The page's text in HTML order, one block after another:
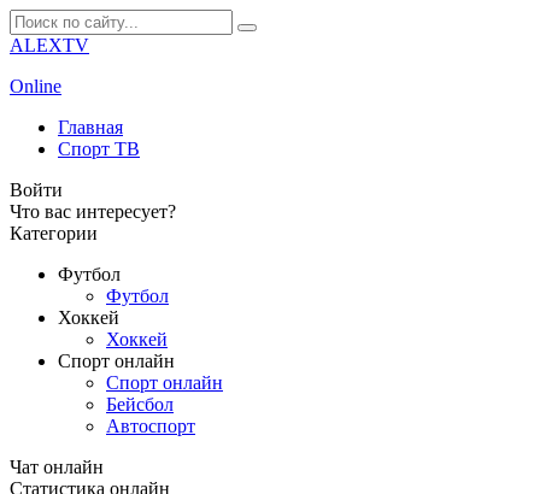
ALEXTV
Online
Главная
Спорт ТВ
Войти
Что вас интересует?
Категории
Футбол
Футбол
Хоккей
Хоккей
Спорт онлайн
Спорт онлайн
Бейсбол
Автоспорт
Чат онлайн
Cтатистика онлайн